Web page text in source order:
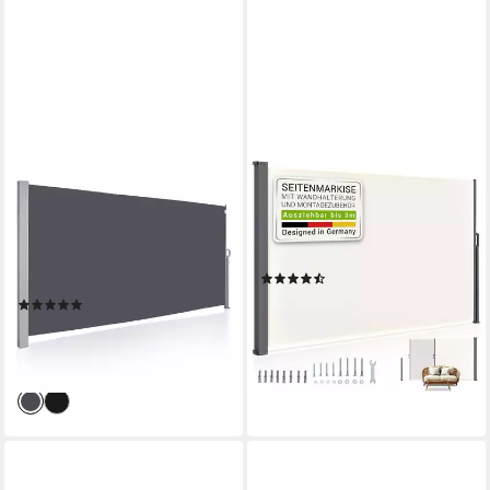
CLANMACY
Seitenmarkise Sichtschutz
UVP128,98 €
-54%
JUSKYS
Seitenmarkise Dubai Sonnen-
& Sichtschutz, ausziehbar bis
lieferbar - in 3-4 Werktagen bei dir